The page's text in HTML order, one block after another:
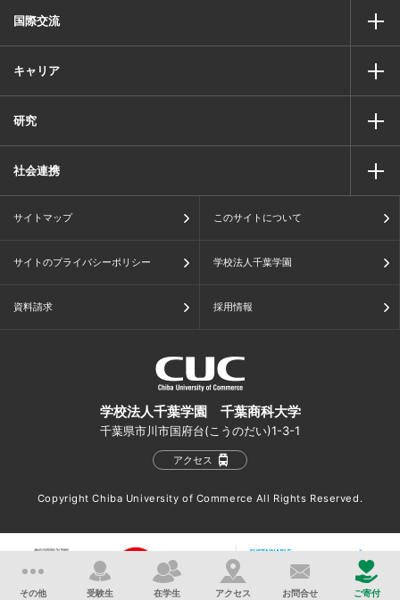
国際交流
キャリア
研究
社会連携
サイトマップ このサイトについて
サイトのプライバシーポリシー 学校法人千葉学園
資料請求 採用情報
学校法人千葉学園 千葉商科大学
千葉県市川市国府台(こうのだい)1-3-1
アクセス
Copyright Chiba University of Commerce All Rights Reserved.
その他 受験生 在学生 アクセス お問合せ ご寄付